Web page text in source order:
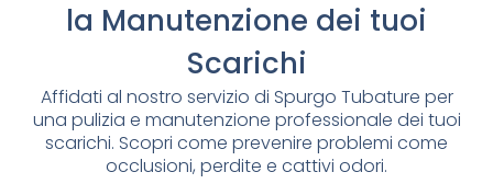
la Manutenzione dei tuoi
Scarichi
Affidati al nostro servizio di Spurgo Tubature per
una pulizia e manutenzione professionale dei tuoi
scarichi. Scopri come prevenire problemi come
occlusioni, perdite e cattivi odori.